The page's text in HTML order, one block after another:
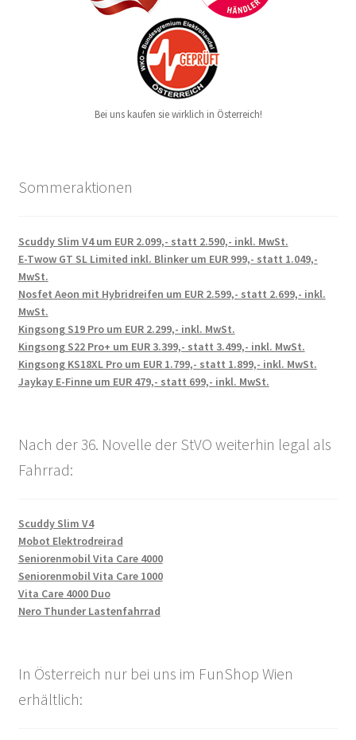
Bei uns kaufen sie wirklich in Österreich!
Sommeraktionen
Scuddy Slim V4 um EUR 2.099,- statt 2.590,- inkl. MwSt.
E-Twow GT SL Limited inkl. Blinker um EUR 999,- statt 1.049,-
MwSt.
Nosfet Aeon mit Hybridreifen um EUR 2.599,- statt 2.699,- inkl.
MwSt.
Kingsong S19 Pro um EUR 2.299,- inkl. MwSt.
Kingsong S22 Pro+ um EUR 3.399,- statt 3.499,- inkl. MwSt.
Kingsong KS18XL Pro um EUR 1.799,- statt 1.899,- inkl. MwSt.
Jaykay E-Finne um EUR 479,- statt 699,- inkl. MwSt.
Nach der 36. Novelle der StVO weiterhin legal als
Fahrrad:
Scuddy Slim V4
Mobot Elektrodreirad
Seniorenmobil Vita Care 4000
Seniorenmobil Vita Care 1000
Vita Care 4000 Duo
Nero Thunder Lastenfahrrad
In Österreich nur bei uns im FunShop Wien
erhältlich: